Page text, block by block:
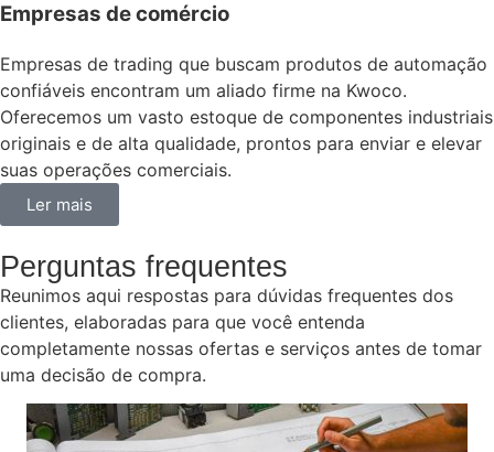
Empresas de comércio
Empresas de trading que buscam produtos de automação
confiáveis encontram um aliado firme na Kwoco.
Oferecemos um vasto estoque de componentes industriais
originais e de alta qualidade, prontos para enviar e elevar
suas operações comerciais.
Ler mais
Perguntas frequentes
Reunimos aqui respostas para dúvidas frequentes dos
clientes, elaboradas para que você entenda
completamente nossas ofertas e serviços antes de tomar
uma decisão de compra.